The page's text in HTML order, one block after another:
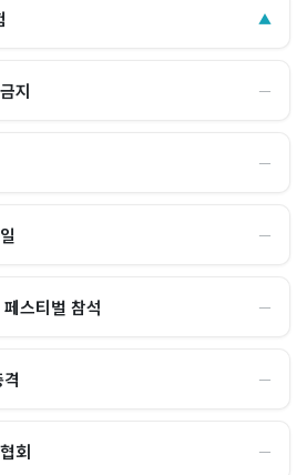
▲
지 ―
―
―
스티벌 참석 ―
―
회 ―